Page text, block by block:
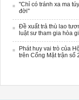
"Chỉ có tránh xa ma
đời"
Đề xuất trả thù lao
luật sư tham gia hòa
Phát huy vai trò của
trên Cổng Mặt trận số